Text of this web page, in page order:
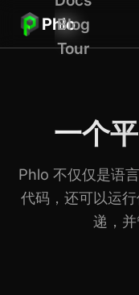
Phlo
Blog
Tour
一个
Phlo 不仅仅是语
代码，还可以运
递，并